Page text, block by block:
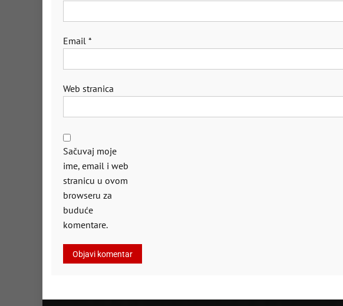
Email *
Web stranica
Sačuvaj moje
ime, email i web
stranicu u ovom
browseru za
buduće
komentare.